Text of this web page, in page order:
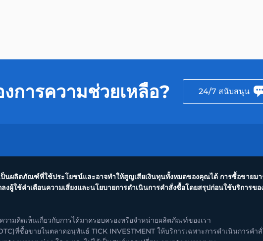
การความช่วยเหลือ? 24/7 สนับสนุน
เป็นผลิตภัณฑ์ที่ใช้ประโยชน์และอาจทำให้สูญเสียเงินทุนทั้งหมดของคุณได้ การซื้อขาย
ผู้ใช้คำเตือนความเสี่ยงและนโยบายการดำเนินการคำสั่งซื้อโดยสรุปก่อนใช้บริการข
ามคิดเห็นเกี่ยวกับการได้มาครอบครองหรือจำหน่ายผลิตภัณฑ์ของเรา
ที่ซื้อขายในตลาดอนุพันธ์ TICK INVESTMENT ให้บริการเฉพาะการดำเนินการคำ